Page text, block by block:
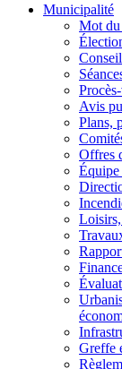
Municipalité
Mot du
Avis
Plans,
Offres
Greffe